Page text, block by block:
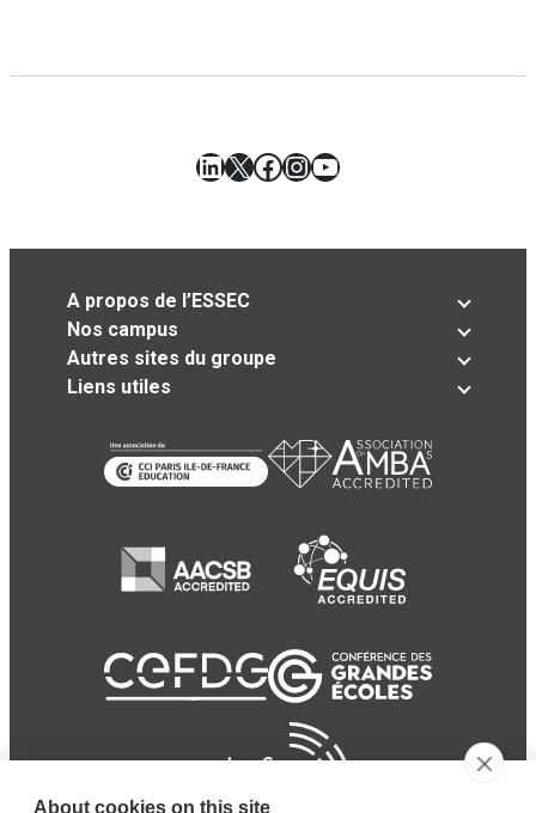
LinkedIn
X Facebook
Instagram
YouTube
A propos de l’ESSEC
Nos campus
Autres sites du groupe
Liens utiles
About cookies on this site